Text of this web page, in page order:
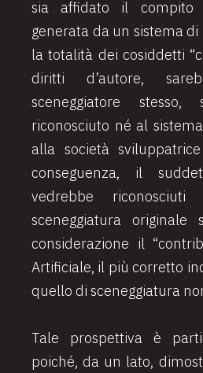
sia affidato il compito
generata da un sistema
la totalità dei cosiddetti
diritti d’autore,
sceneggiatore
riconosciuto né al
alla società
conseguenza, il
vedrebbe
sceneggiatura originale
considerazione il
Artificiale, il più corretto
quello di sceneggiatura
Tale prospettiva è
poiché, da un lato,